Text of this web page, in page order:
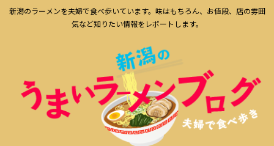
新潟のラーメンを夫婦で食べ歩いています。味はもちろん、お値段、店の雰囲
気など知りたい情報をレポートします。